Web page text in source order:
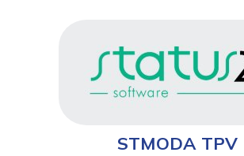
STMODA TPV